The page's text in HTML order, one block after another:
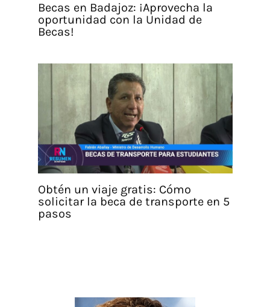
Becas en Badajoz: ¡Aprovecha la
oportunidad con la Unidad de
Becas!
Obtén un viaje gratis: Cómo
solicitar la beca de transporte en 5
pasos